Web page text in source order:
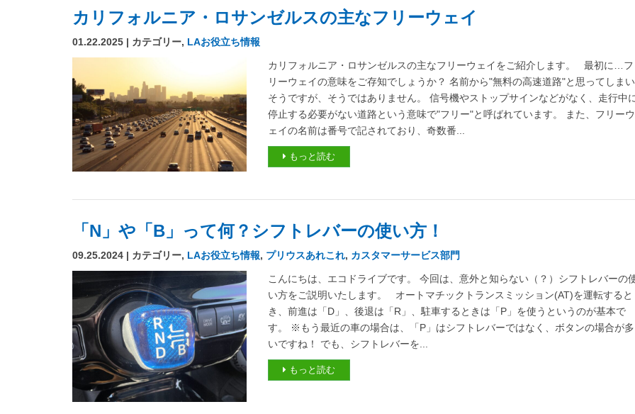
カリフォルニア・ロサンゼルスの主なフリーウェイ
01.22.2025 | カテゴリー, LAお役立ち情報
カリフォルニア・ロサンゼルスの主なフリーウェイをご紹介します。 最初に…フ
リーウェイの意味をご存知でしょうか？ 名前から"無料の高速道路"と思ってしまい
そうですが、そうではありません。 信号機やストップサインなどがなく、走行中
停止する必要がない道路という意味で"フリー"と呼ばれています。 また、フリーウ
ェイの名前は番号で記されており、奇数番...
もっと読む
「N」や「B」って何？シフトレバーの使い方！
09.25.2024 | カテゴリー, LAお役立ち情報, プリウスあれこれ, カスタマーサービス部門
こんにちは、エコドライブです。 今回は、意外と知らない（？）シフトレバーの
い方をご説明いたします。 オートマチックトランスミッション(AT)を運転すると
き、前進は「D」、後退は「R」、駐車するときは「P」を使うというのが基本で
す。 ※もう最近の車の場合は、「P」はシフトレバーではなく、ボタンの場合が多
いですね！ でも、シフトレバーを...
もっと読む